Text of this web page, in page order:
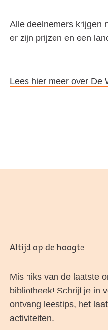
Alle deelnemers krijgen
er zijn prijzen en een
Lees hier meer over De
Altijd op de hoogte
Mis niks van de laatste
bibliotheek! Schrijf je in
ontvang leestips, het
activiteiten.